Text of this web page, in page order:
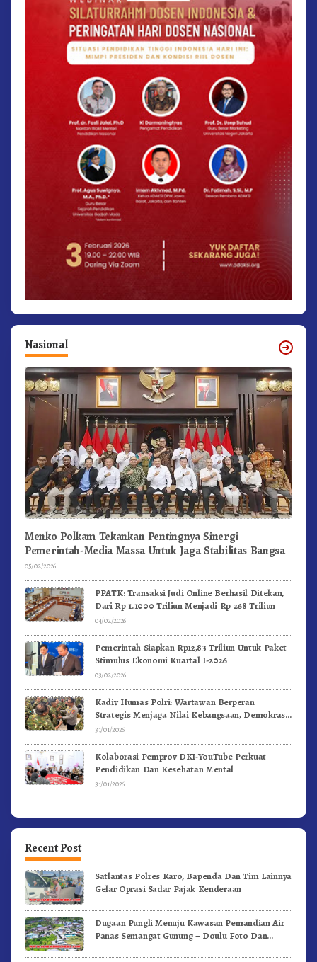
Nasional
Menko Polkam Tekankan Pentingnya Sinergi
Pemerintah-Media Massa Untuk Jaga Stabilitas Bangsa
05/02/2026
PPATK: Transaksi Judi Online Berhasil Ditekan,
Dari Rp 1.1000 Triliun Menjadi Rp 268 Triliun
04/02/2026
Pemerintah Siapkan Rp12,83 Triliun Untuk Paket
Stimulus Ekonomi Kuartal I-2026
03/02/2026
Kadiv Humas Polri: Wartawan Berperan
Strategis Menjaga Nilai Kebangsaan, Demokrasi,
dan NKRI
31/01/2026
Kolaborasi Pemprov DKI-YouTube Perkuat
Pendidikan Dan Kesehatan Mental
31/01/2026
Recent Post
Satlantas Polres Karo, Bapenda Dan Tim Lainnya
Gelar Oprasi Sadar Pajak Kenderaan
Dugaan Pungli Menuju Kawasan Pemandian Air
Panas Semangat Gunung – Doulu Foto Dan